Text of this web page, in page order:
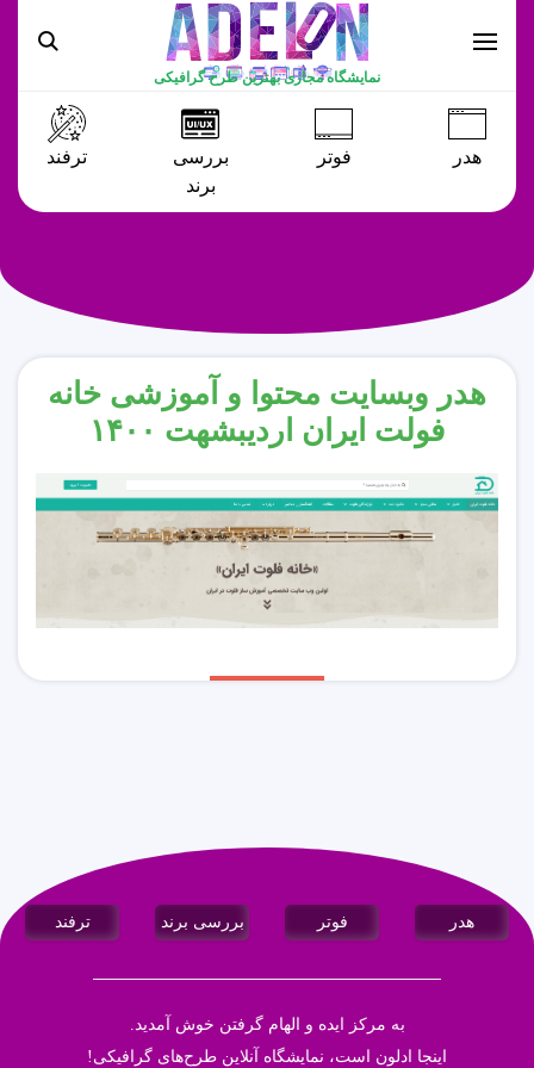
نمایشگاه مجازی بهترین طرح گرافیکی
هدر فوتر
بررسی
برند
ترفند
هدر وبسایت محتوا و آموزشی خانه
فولت ایران اردیبشهت ۱۴۰۰
هدر فوتر بررسی برند ترفند
به مرکز ایده و الهام گرفتن خوش آمدید.
اینجا ادلون است، نمایشگاه آنلاین طرح‌های گرافیکی!